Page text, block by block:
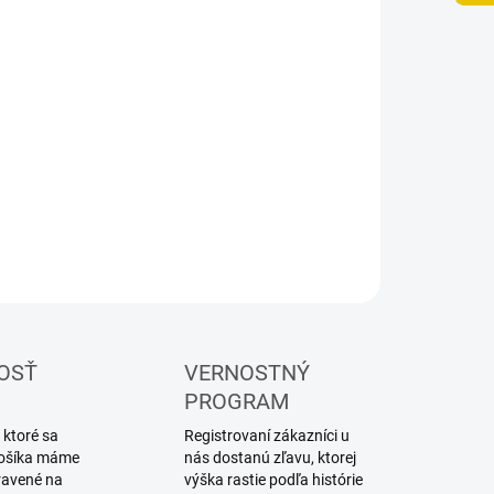
ktoré sa
máme
na
VERNOSTNÝ
PROGRAM
Registrovaní zákazníci u
nás dostanú zľavu, ktorej
výška rastie podľa histórie